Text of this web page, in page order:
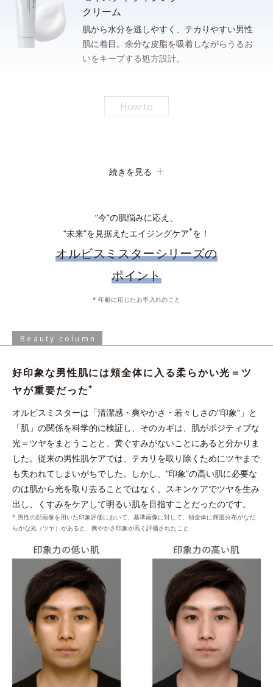
さっと泡立てられるもっちり濃密泡。忙しい朝のスキンケア時間
りとり、上下に強く3回振ったときの泡の嵩目盛りを測定する。N＝3, P<0.05, student t-
炭の約1.2倍の皮脂吸着能力がある“皮脂吸着微粒
を吸着洗浄。
*1 皮脂吸着微粒子と炭を各2gとり、人工皮脂に滴下した際に吸油した量を
測定する。N＝3, P<0.05, student t-test ＜ポーラ化成研究所調べ＞
*2 ケイ酸Ａｌ・Ｍｇ（洗浄成分）
*3 角層まで
整える
うるおいキャッチ膜
を形成し、ローションのうるお
いキャッチ体勢を整える。
洗顔後、清潔な手のひらに適量（ポンプ２プッシュまたは、100
すべなめらか肌に。
与える
ウォッシュのうるおいキャッチ膜がローションのうる
おいをキャッチし浸透
*1 シクロヘキサンジカルポン酸ビスエトキシジグリコール
*2 角層まで
クリーム
肌から水分を逃しやすく、テカりやすい男性
肌に着目。余分な皮脂を吸着しながらうるお
いをキープする処方設計。
How to
化粧水で肌を整えた後、手のひらに適量とり、顔全体にやさしく
プラスに帯電したローションの膜に、クリームに配合
されたマイナスに帯電したダブルプロテクトパウダー
が引き寄せ合ってなじむ。
*タルク、ステアロイルグルタミン酸2Na、水酸化AI＝皮脂を吸着しうるお
いを保つ成分
続きを見る
“今”の肌悩みに応え、
“未来”を見据えたエイジングケア*を！
オルビスミスターシリーズの
ポイント
* 年齢に応じたお手入れのこと
Beauty column
好印象な男性肌には頬全体に入る柔らかい光＝ツ
ヤが重要だった*
オルビスミスターは「清潔感・爽やかさ・若々しさの“印象”」と
「肌」の関係を科学的に検証し、そのカギは、肌がポジティブな
光＝ツヤをまとうことと、黄ぐすみがないことにあると分かりま
した。従来の男性肌ケアでは、テカリを取り除くためにツヤまで
も失われてしまいがちでした。しかし、“印象”の高い肌に必要な
のは肌から光を取り去ることではなく、スキンケアでツヤを生み
出し、くすみをケアして明るい肌を目指すことだったのです。
* 男性の顔画像を用いた印象評価において、基準画像に対して、頬全体に輝度分布がなだ
らかな光（ツヤ）があると、爽やかさ印象が高く評価されたこと